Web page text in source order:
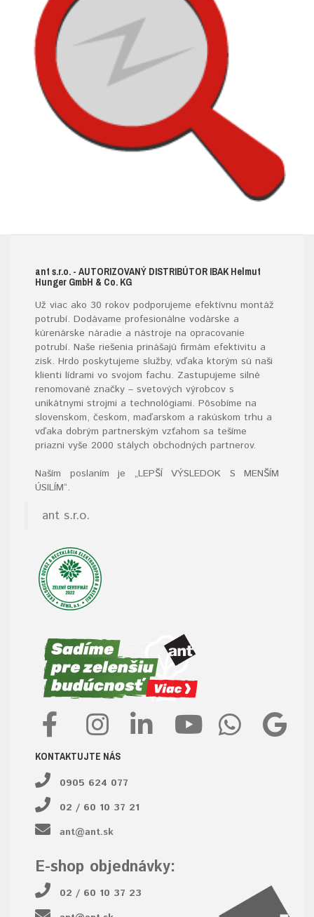
ant s.r.o. - AUTORIZOVANÝ DISTRIBÚTOR IBAK Helmut
Hunger GmbH & Co. KG
Už viac ako 30 rokov podporujeme efektívnu montáž
potrubí. Dodávame profesionálne vodárske a
kúrenárske náradie a nástroje na opracovanie
potrubí. Naše riešenia prinášajú firmám efektivitu a
zisk. Hrdo poskytujeme služby, vďaka ktorým sú naši
klienti lídrami vo svojom fachu. Zastupujeme silné
renomované značky – svetových výrobcov s
unikátnymi strojmi a technológiami. Pôsobíme na
slovenskom, českom, maďarskom a rakúskom trhu a
vďaka dobrým partnerským vzťahom sa tešíme
priazni vyše 2000 stálych obchodných partnerov.
Naším poslaním je „LEPŠÍ VÝSLEDOK S MENŠÍM
ÚSILÍM“.
ant s.r.o.
KONTAKTUJTE NÁS
0905 624 077
02 / 60 10 37 21
ant@ant.sk
E-shop objednávky:
02 / 60 10 37 23